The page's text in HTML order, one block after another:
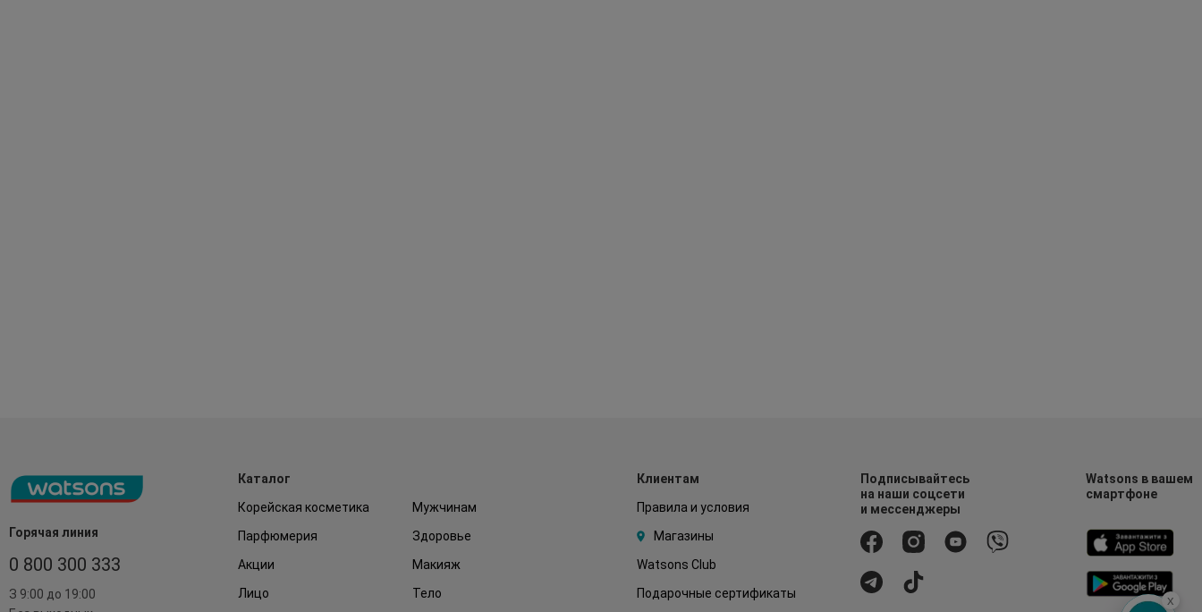
Горячая линия
0 800 300 333
З 9:00 до 19:00
Каталог
Корейская косметика
Мужчинам
Парфюмерия
Здоровье
Акции
Макияж
Лицо
Тело
Клиентам
Правила и условия
Магазины
Watsons Club
Подарочные сертификаты
Подписывайтесь
на наши соцсети
и мессенджеры
Watsons в вашем
смартфоне
x